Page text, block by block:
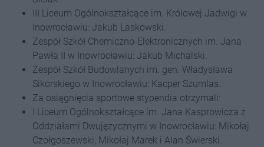
III Liceum Ogólnokształcące im. Królowej Jadwigi w
Inowrocławiu: Jakub Laskowski.
Zespół Szkół Chemiczno-Elektronicznych im. Jana
Pawła II w Inowrocławiu: Jakub Michalski.
Zespół Szkół Budowlanych im. gen. Władysława
Sikorskiego w Inowrocławiu: Kacper Szumlas.
Za osiągnięcia sportowe stypendia otrzymali:
I Liceum Ogólnokształcące im. Jana Kasprowicza z
Oddziałami Dwujęzycznymi w Inowrocławiu: Mikołaj
Czołgoszewski, Mikołaj Marek i Alan Świerski.